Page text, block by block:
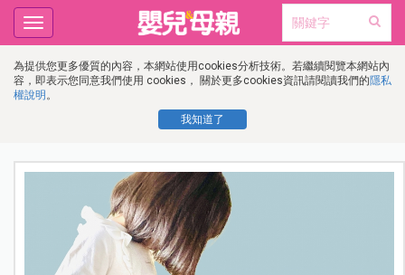
為提供您更多優質的內容，本網站使用cookies分析技術。若繼續閱覽本網站內
容，即表示您同意我們使用 cookies， 關於更多cookies資訊請閱讀我們的隱私
權說明 。
我知道了
Toggle
navigation